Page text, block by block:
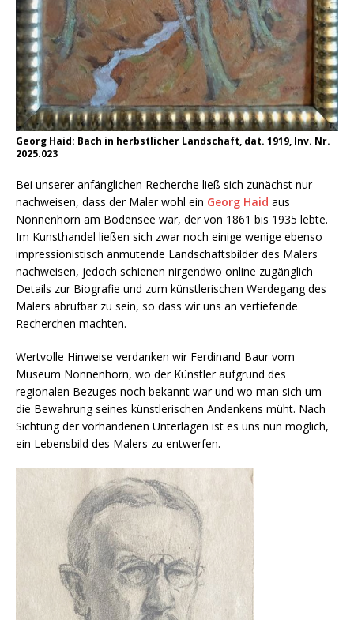
Georg Haid: Bach in herbstlicher Landschaft, dat. 1919, Inv. Nr.
2025.023
Bei unserer anfänglichen Recherche ließ sich zunächst nur
nachweisen, dass der Maler wohl ein Georg Haid aus
Nonnenhorn am Bodensee war, der von 1861 bis 1935 lebte.
Im Kunsthandel ließen sich zwar noch einige wenige ebenso
impressionistisch anmutende Landschaftsbilder des Malers
nachweisen, jedoch schienen nirgendwo online zugänglich
Details zur Biografie und zum künstlerischen Werdegang des
Malers abrufbar zu sein, so dass wir uns an vertiefende
Recherchen machten.
Wertvolle Hinweise verdanken wir Ferdinand Baur vom
Museum Nonnenhorn, wo der Künstler aufgrund des
regionalen Bezuges noch bekannt war und wo man sich um
die Bewahrung seines künstlerischen Andenkens müht. Nach
Sichtung der vorhandenen Unterlagen ist es uns nun möglich,
ein Lebensbild des Malers zu entwerfen.